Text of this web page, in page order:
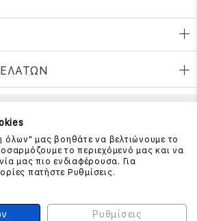
ΜΑΖΙ ΜΑΣ
210 999 4510
αστική μονάδα από σταθερό)
ΣΥΝΑΛΛΑΓΩΝ
όλων" μας βοηθάτε να βελτιώνουμε το
το περιεχόμενό μας και να
μας πιο ενδιαφέρουσα. Για
πατήστε Ρυθμίσεις.
Ρυθμίσεις